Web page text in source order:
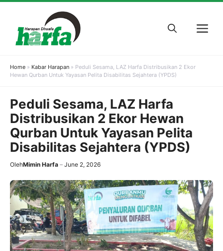
content
Home » Kabar Harapan » Peduli Sesama, LAZ Harfa Distribusikan 2 Ekor
Hewan Qurban Untuk Yayasan Pelita Disabilitas Sejahtera (YPDS)
Peduli Sesama, LAZ Harfa
Distribusikan 2 Ekor Hewan
Qurban Untuk Yayasan Pelita
Disabilitas Sejahtera (YPDS)
OlehMimin Harfa June 2, 2026